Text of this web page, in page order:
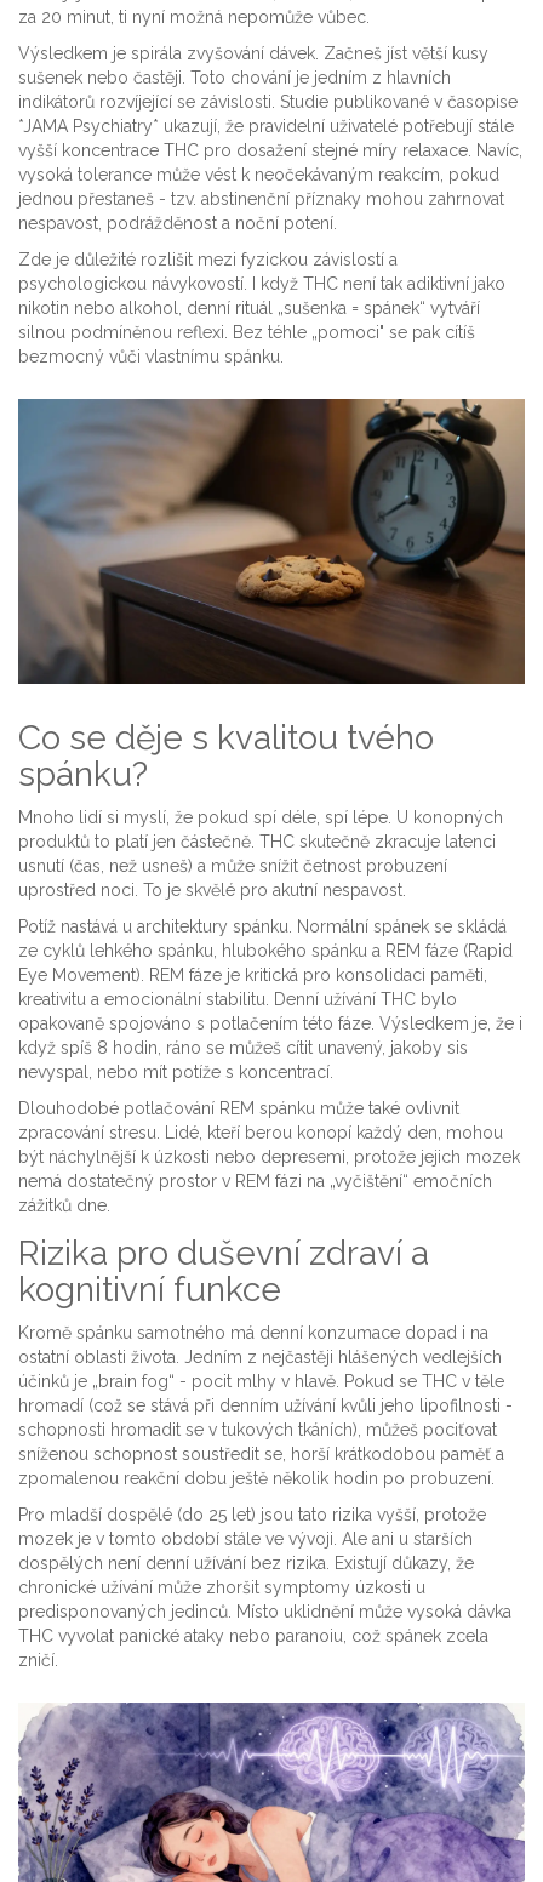
za 20 minut, ti nyní možná nepomůže vůbec.
Výsledkem je spirála zvyšování dávek. Začneš jíst větší kusy
sušenek nebo častěji. Toto chování je jedním z hlavních
indikátorů rozvíjející se závislosti. Studie publikované v časopise
*JAMA Psychiatry* ukazují, že pravidelní uživatelé potřebují stále
vyšší koncentrace THC pro dosažení stejné míry relaxace. Navíc,
vysoká tolerance může vést k neočekávaným reakcím, pokud
jednou přestaneš - tzv. abstinenční příznaky mohou zahrnovat
nespavost, podrážděnost a noční potení.
Zde je důležité rozlišit mezi fyzickou závislostí a
psychologickou návykovostí. I když THC není tak adiktivní jako
nikotin nebo alkohol, denní rituál „sušenka = spánek“ vytváří
silnou podmíněnou reflexi. Bez téhle „pomoci" se pak cítíš
bezmocný vůči vlastnímu spánku.
Co se děje s kvalitou tvého
spánku?
Mnoho lidí si myslí, že pokud spí déle, spí lépe. U konopných
produktů to platí jen částečně. THC skutečně zkracuje latenci
usnutí (čas, než usneš) a může snížit četnost probuzení
uprostřed noci. To je skvělé pro akutní nespavost.
Potíž nastává u architektury spánku. Normální spánek se skládá
ze cyklů lehkého spánku, hlubokého spánku a REM fáze (Rapid
Eye Movement). REM fáze je kritická pro konsolidaci paměti,
kreativitu a emocionální stabilitu. Denní užívání THC bylo
opakovaně spojováno s potlačením této fáze. Výsledkem je, že i
když spíš 8 hodin, ráno se můžeš cítit unavený, jakoby sis
nevyspal, nebo mít potíže s koncentrací.
Dlouhodobé potlačování REM spánku může také ovlivnit
zpracování stresu. Lidé, kteří berou konopí každý den, mohou
být náchylnější k úzkosti nebo depresemi, protože jejich mozek
nemá dostatečný prostor v REM fázi na „vyčištění“ emočních
zážitků dne.
Rizika pro duševní zdraví a
kognitivní funkce
Kromě spánku samotného má denní konzumace dopad i na
ostatní oblasti života. Jedním z nejčastěji hlášených vedlejších
účinků je „brain fog“ - pocit mlhy v hlavě. Pokud se THC v těle
hromadí (což se stává při denním užívání kvůli jeho lipofilnosti -
schopnosti hromadit se v tukových tkáních), můžeš pociťovat
sníženou schopnost soustředit se, horší krátkodobou paměť a
zpomalenou reakční dobu ještě několik hodin po probuzení.
Pro mladší dospělé (do 25 let) jsou tato rizika vyšší, protože
mozek je v tomto období stále ve vývoji. Ale ani u starších
dospělých není denní užívání bez rizika. Existují důkazy, že
chronické užívání může zhoršit symptomy úzkosti u
predisponovaných jedinců. Místo uklidnění může vysoká dávka
THC vyvolat panické ataky nebo paranoiu, což spánek zcela
zničí.